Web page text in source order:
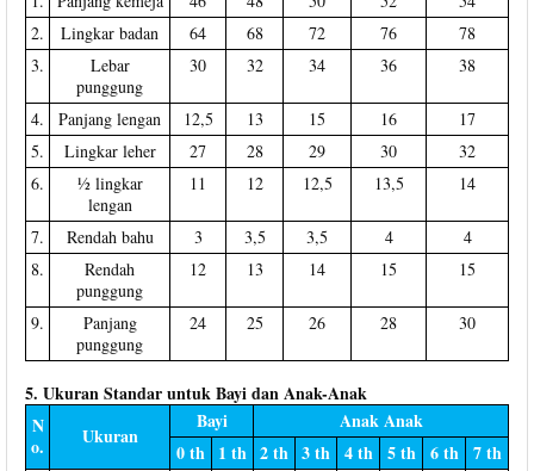
2.
Lingkar badan 64 68 72 76
78
3.
Lebar
punggung
30 32 34 36 38
4. Panjang lengan 12,5 13 15 16
17
5.
Lingkar leher 27 28 29 30
32
6.
½ lingkar
lengan
11 12 12,5 13,5 14
7. Rendah bahu 3 3,5 3,5 4
4
8.
Rendah
punggung
12 13 14 15 15
9.
Panjang
punggung
24 25 26 28 30
5. Ukuran Standar untuk Bayi dan Anak-Anak
N
o.
Ukuran
Bayi
Anak Anak
0 th 1 th 2 th 3 th 4 th 5 th 6 th 7 th